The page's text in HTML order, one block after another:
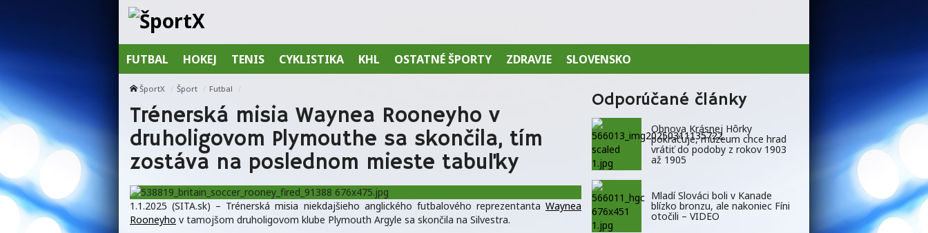
FUTBAL HOKEJ TENIS CYKLISTIKA KHL OSTATNÉ ŠPORTY ZDRAVIE SLOVENSKO
ŠportX Šport Futbal
Trénerská misia Waynea Rooneyho v
druholigovom Plymouthe sa skončila, tím
zostáva na poslednom mieste tabuľky
1.1.2025 (SITA.sk) – Trénerská misia niekdajšieho anglického futbalového reprezentanta Waynea
Rooneyho v tamojšom druholigovom klube Plymouth Argyle sa skončila na Silvestra.
Odporúčané články
Obnova Krásnej Hôrky
pokračuje, múzeum chce hrad
vrátiť do podoby z rokov 1903
až 1905
Mladí Slováci boli v Kanade
blízko bronzu, ale nakoniec Fíni
otočili – VIDEO